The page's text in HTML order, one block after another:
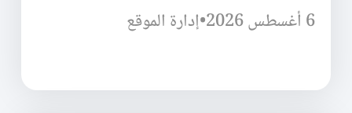
6 أغسطس 2026
•إدارة الموقع